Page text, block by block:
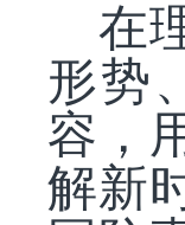
在
形势
容，
解新